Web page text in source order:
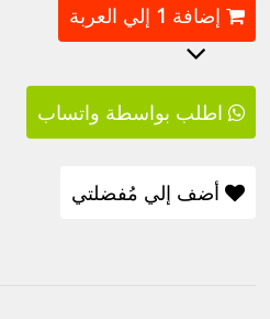
إضافة 1 إلي العربة
اطلب بواسطة واتساب
أضف إلي مُفضلتي